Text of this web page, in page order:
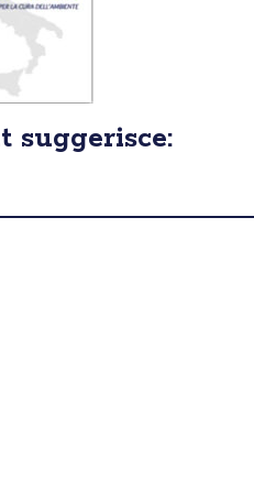
suggerisce: